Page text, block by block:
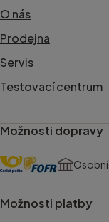
O nás
Prodejna
Servis
Testovací centrum
Možnosti dopravy
Možnosti platby